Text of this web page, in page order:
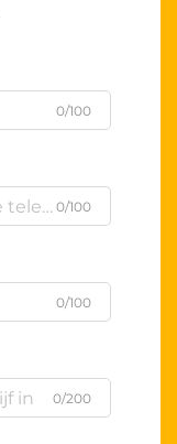
0/100
0/100
0/100
0/200